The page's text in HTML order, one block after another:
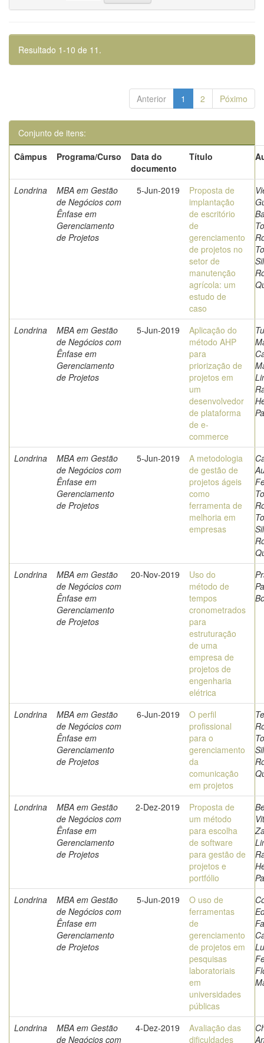
Resultado 1-10 de 11.
Anterior 1 2 Póximo
Conjunto de itens:
Câmpus
Programa/Curso
Data do
documento
Título
Londrina
MBA em Gestão
de Negócios com
Ênfase em
Gerenciamento
de Projetos
5-Jun-2019
Proposta de
implantação
de escritório
de
gerenciamento
de projetos no
setor de
manutenção
agrícola: um
estudo de
caso
Londrina
MBA em Gestão
de Negócios com
Ênfase em
Gerenciamento
de Projetos
5-Jun-2019
Aplicação do
método AHP
para
priorização de
projetos em
um
desenvolvedor
de plataforma
de e-
commerce
Londrina
MBA em Gestão
de Negócios com
Ênfase em
Gerenciamento
de Projetos
5-Jun-2019
A metodologia
de gestão de
projetos ágeis
como
ferramenta de
melhoria em
empresas
Londrina
MBA em Gestão
de Negócios com
Ênfase em
Gerenciamento
de Projetos
20-Nov-2019
Uso do
método de
tempos
cronometrados
para
estruturação
de uma
empresa de
projetos de
engenharia
elétrica
Londrina
MBA em Gestão
de Negócios com
Ênfase em
Gerenciamento
de Projetos
6-Jun-2019
O perfil
profissional
para o
gerenciamento
da
comunicação
em projetos
Londrina
MBA em Gestão
de Negócios com
Ênfase em
Gerenciamento
de Projetos
2-Dez-2019
Proposta de
um método
para escolha
de software
para gestão de
projetos e
portfólio
Londrina
MBA em Gestão
de Negócios com
Ênfase em
Gerenciamento
de Projetos
5-Jun-2019
O uso de
ferramentas
de
gerenciamento
de projetos em
pesquisas
laboratoriais
em
universidades
públicas
Londrina
MBA em Gestão
de Negócios com
4-Dez-2019
Avaliação das
dificuldades